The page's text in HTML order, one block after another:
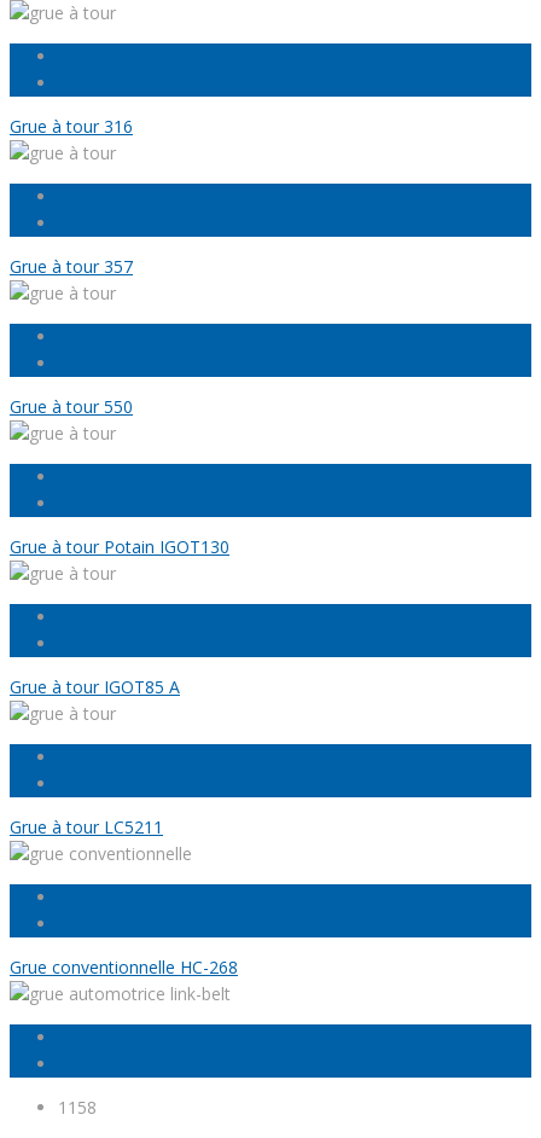
Grue à tour 316
Grue à tour 357
Grue à tour 550
Grue à tour Potain IGOT130
Grue à tour IGOT85 A
Grue à tour LC5211
Grue conventionnelle HC-268
1158